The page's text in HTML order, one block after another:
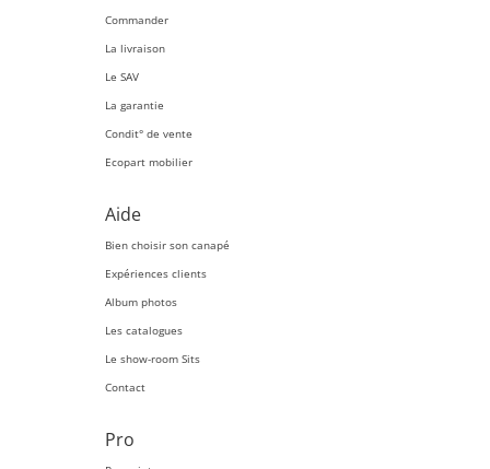
Commander
La livraison
Le SAV
La garantie
Condit° de vente
Ecopart mobilier
Aide
Bien choisir son canapé
Expériences clients
Album photos
Les catalogues
Le show-room Sits
Contact
Pro